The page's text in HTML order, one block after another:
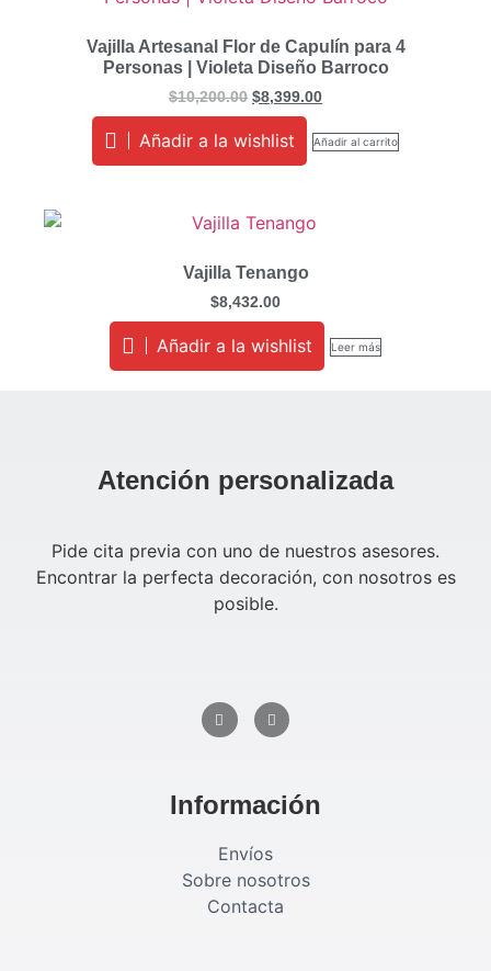
Vajilla Artesanal Flor de Capulín para 4
Personas | Violeta Diseño Barroco
$10,200.00 $8,399.00
Añadir a la wishlist Añadir al carrito
Vajilla Tenango
$8,432.00
Añadir a la wishlist Leer más
Atención personalizada
Pide cita previa con uno de nuestros asesores.
Encontrar la perfecta decoración, con nosotros es
posible.
Información
Envíos
Sobre nosotros
Contacta